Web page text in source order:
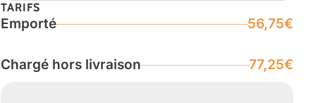
TARIFS
Emporté 56,75€
Chargé hors livraison 77,25€